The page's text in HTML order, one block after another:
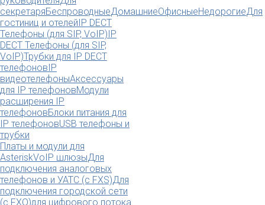
секретаряБеспроводныеДомашниеОфисныеНедорогиеДля
гостиниц и отелейIP DECT
Телефоны (для SIP, VoIP)IP
DECT Телефоны (для SIP,
VoIP)Трубки для IP DECT
телефоновIP
видеотелефоныАксессуары
для IP телефоновМодули
расширения IP
телефоновБлоки питания для
IP телефоновUSB телефоны и
трубки
Платы и модули для
AsteriskVoIP шлюзыДля
подключения аналоговых
телефонов и УАТС (с FXS)Для
подключения городской сети
(с FXO)для цифрового потока